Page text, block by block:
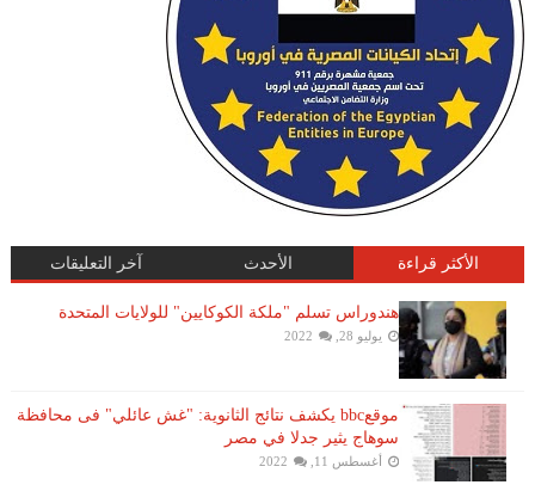
الأكثر قراءة الأحدث آخر التعليقات
هندوراس تسلم "ملكة الكوكايين" للولايات المتحدة
يوليو 28, 2022
موقعbbc يكشف نتائج الثانوية: "غش عائلي" فى محافظة
سوهاج يثير جدلا في مصر
أغسطس 11, 2022